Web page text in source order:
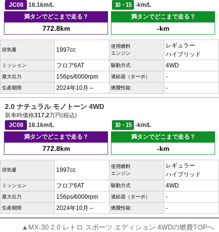
JC08
16.1km/L 10・15
-km/L
満タンでどこまで走る？
772.8km
満タンでどこまで走る？
-km
排気量 1997cc
使用燃料
エンジン
レギュラー
ハイブリッド
ミッション フロア6AT 駆動方式 4WD
最大出力 156ps/6000rpm 過給器（ターボ） -
生産期間 2024年10月～ 燃費性能 -
2.0 ナチュラル モノトーン 4WD
新車時価格317.2万円(税込)
JC08
16.1km/L 10・15
-km/L
満タンでどこまで走る？
772.8km
満タンでどこまで走る？
-km
排気量 1997cc
使用燃料
エンジン
レギュラー
ハイブリッド
ミッション フロア6AT 駆動方式 4WD
最大出力 156ps/6000rpm 過給器（ターボ） -
生産期間 2024年10月～ 燃費性能 -
▲MX-30 2.0 レトロ スポーツ エディション 4WDの燃費TOPへ